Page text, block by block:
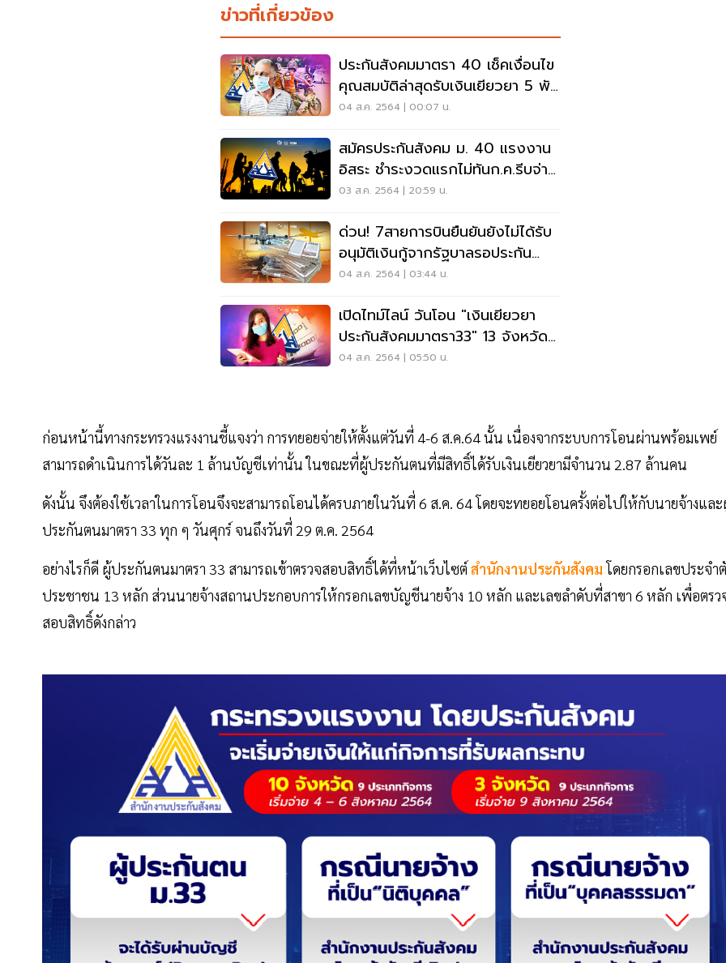
ข่าวที่เกี่ยวข้อง
ประกันสังคมมาตรา 40 เช็คเงื่อนไข
คุณสมบัติล่าสุดรับเงินเยียวยา 5 พัน
บาท
04 ส.ค. 2564 | 00:07 น.
สมัครประกันสังคม ม. 40 แรงงาน
อิสระ ชำระงวดแรกไม่ทันก.ค.รีบจ่าย
ภายใน 10 ส.ค.
03 ส.ค. 2564 | 20:59 น.
ด่วน! 7สายการบินยืนยันยังไม่ได้รับ
อนุมัติเงินกู้จากรัฐบาลรอประกัน
สังคม
04 ส.ค. 2564 | 03:44 น.
เปิดไทม์ไลน์ วันโอน "เงินเยียวยา
ประกันสังคมมาตรา33" 13 จังหวัดสี
แดงเข้ม
04 ส.ค. 2564 | 05:50 น.
ก่อนหน้านี้ทางกระทรวงแรงงานชี้แจงว่า การทยอยจ่ายให้ตั้งแต่วันที่ 4-6 ส.ค.64 นั้น เนื่องจากระบบการโอนผ่านพร้อมเพย์
สามารถดำเนินการได้วันละ 1 ล้านบัญชีเท่านั้น ในขณะที่ผู้ประกันตนที่มีสิทธิ์ได้รับเงินเยียวยามีจำนวน 2.87 ล้านคน
ดังนั้น จึงต้องใช้เวลาในการโอนจึงจะสามารถโอนได้ครบภายในวันที่ 6 ส.ค. 64 โดยจะทยอยโอนครั้งต่อไปให้กับนายจ้างแล
ประกันตนมาตรา 33 ทุก ๆ วันศุกร์ จนถึงวันที่ 29 ต.ค. 2564
อย่างไรก็ดี ผู้ประกันตนมาตรา 33 สามารถเข้าตรวจสอบสิทธิ์ได้ที่หน้าเว็บไซต์ สำนักงานประกันสังคมโดยกรอกเลขประจำ
ประชาชน 13 หลัก ส่วนนายจ้างสถานประกอบการให้กรอกเลขบัญชีนายจ้าง 10 หลัก และเลขลำดับที่สาขา 6 หลัก เพื่อตรว
สอบสิทธิ์ดังกล่าว